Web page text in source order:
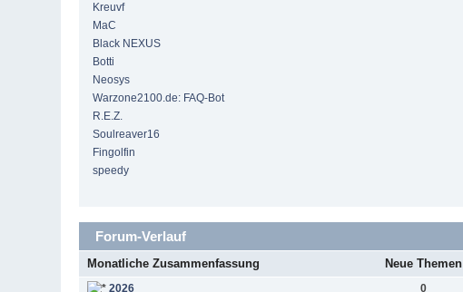
Kreuvf
MaC
Black NEXUS
Botti
Neosys
Warzone2100.de: FAQ-Bot
R.E.Z.
Soulreaver16
Fingolfin
speedy
Forum-Verlauf
Monatliche Zusammenfassung Neue Themen
2026 0